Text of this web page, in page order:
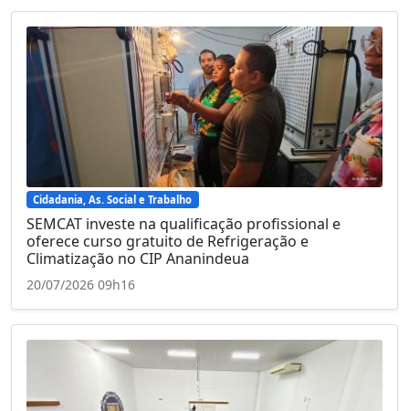
Cidadania, As. Social e Trabalho
SEMCAT investe na qualificação profissional e
oferece curso gratuito de Refrigeração e
Climatização no CIP Ananindeua
20/07/2026 09h16